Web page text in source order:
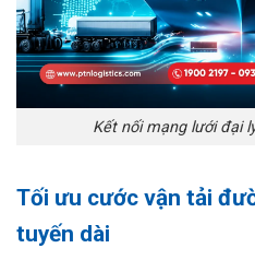
Kết nối mạng lưới đại
Tối ưu cước vận tải
tuyến dài